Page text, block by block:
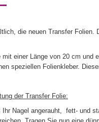
die neuen Transfer Folien.
einer Länge von 20 cm und
speziellen Folienkleber.
der Transfer Folie:
Nagel angerauht, fett- und